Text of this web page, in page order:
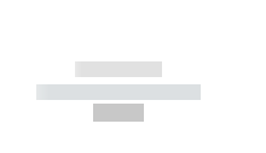
------------
----------- -----------